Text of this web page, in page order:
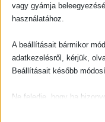
1066 Budapest, Ó utca 16.
TELEFON:
EMAIL:
vagy gyámja
használatához.
A beállításait bármikor
adatkezelésről, kérjük,
Beállításait később
Ne feledje, hogy ha